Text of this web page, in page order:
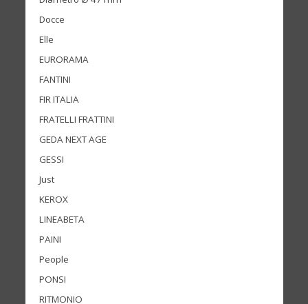
Docce
Elle
EURORAMA
FANTINI
FIR ITALIA
FRATELLI FRATTINI
GEDA NEXT AGE
GESSI
Just
KEROX
LINEABETA
PAINI
People
PONSI
RITMONIO